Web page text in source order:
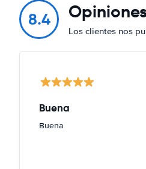
8.4
Los clientes nos
Buena
Buena